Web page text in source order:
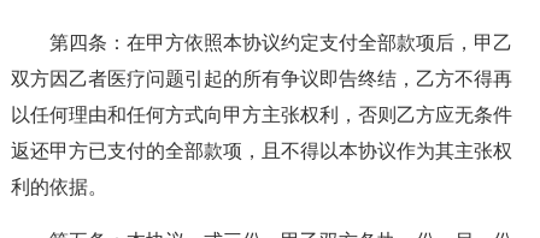
第四条：在甲方依照本协议约定支付全部款项后，甲乙
双方因乙者医疗问题引起的所有争议即告终结，乙方不得再
以任何理由和任何方式向甲方主张权利，否则乙方应无条件
返还甲方已支付的全部款项，且不得以本协议作为其主张权
利的依据。